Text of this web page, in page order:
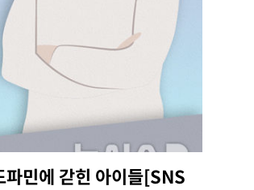
민에 갇힌 아이들[SNS